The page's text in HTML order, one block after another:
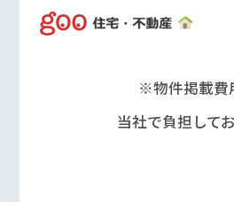
※物件掲載費
当社で負担して